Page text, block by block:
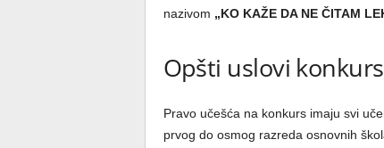
nazivom „KO KAŽE DA NE ČITAM
Opšti uslovi
Pravo učešća na konkurs imaju svi
prvog do osmog razreda osnovnih